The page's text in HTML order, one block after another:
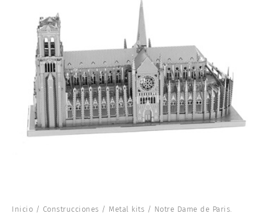
Inicio / Construcciones / Metal kits / Notre Dame de Paris.